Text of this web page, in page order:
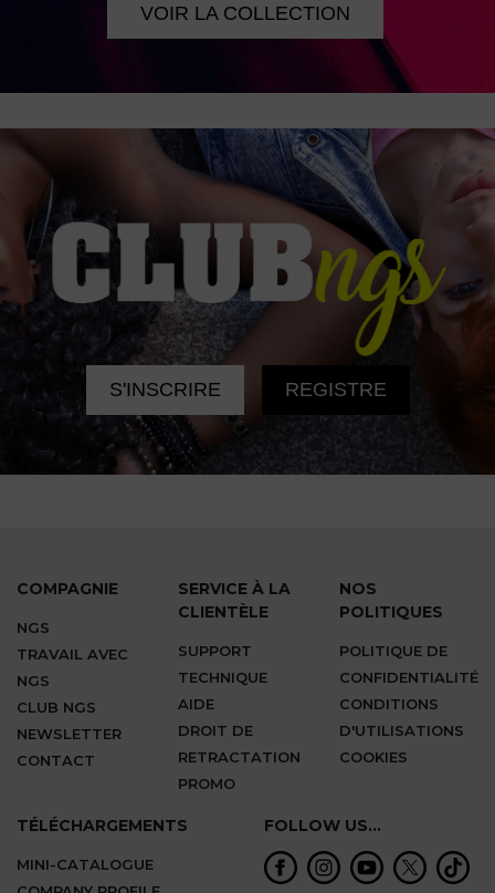
VOIR LA COLLECTION
S'INSCRIRE REGISTRE
COMPAGNIE
NGS
TRAVAIL AVEC
NGS
CLUB NGS
NEWSLETTER
CONTACT
SERVICE À LA
CLIENTÈLE
SUPPORT
TECHNIQUE
AIDE
DROIT DE
RETRACTATION
PROMO
NOS
POLITIQUES
POLITIQUE DE
CONFIDENTIALITÉ
CONDITIONS
D'UTILISATIONS
COOKIES
TÉLÉCHARGEMENTS
MINI-CATALOGUE
FOLLOW US...